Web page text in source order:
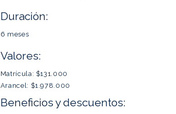
Duración:
6 meses
Valores:
Matrícula: $131.000
Arancel: $1.978.000
Beneficios y descuentos: